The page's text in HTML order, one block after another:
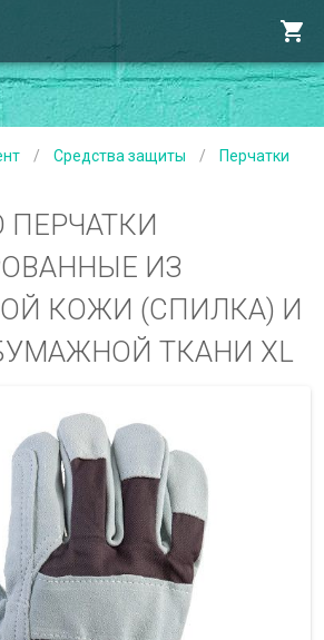
/ Средства защиты / Перчатки
ПЕРЧАТКИ
ИЗ
КОЖИ (СПИЛКА) И
ТКАНИ XL